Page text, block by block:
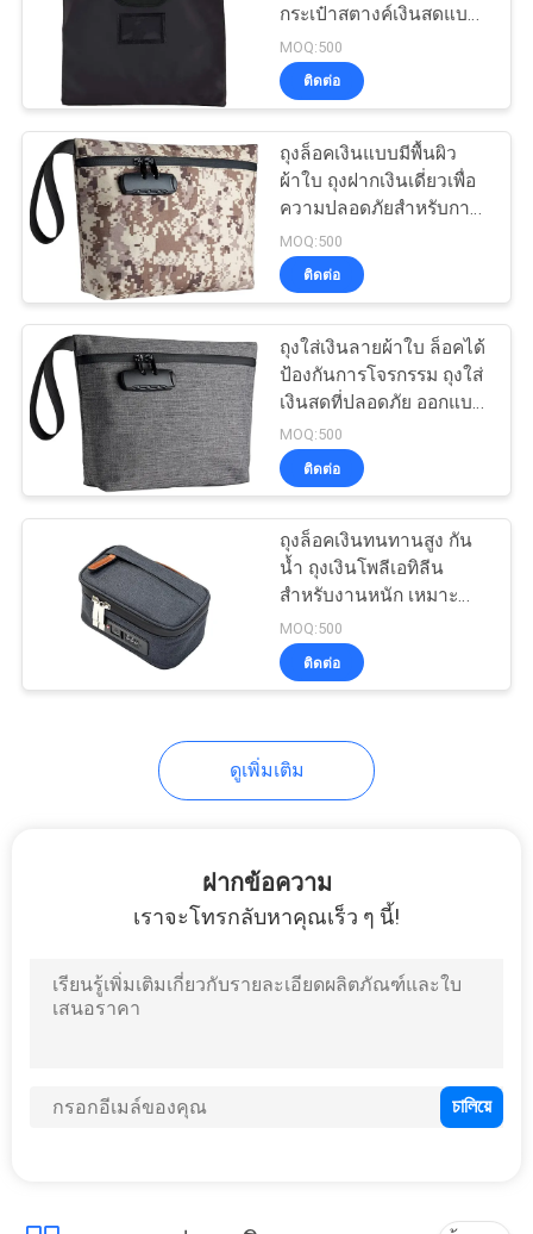
ถุงล้างเครื่องสำอาง
กระเป๋าช้อปปิ้งผ้าไม่
ทอ
กระเป๋าเป้กันน้ำ
Eva อิเล็กทรอนิกส์
กระเป๋าสตางค์เงินสดแบบ
หนักกระเป๋าสตางค์รักษา
ความปลอดภัยสําหรับ
ธนาคาร ขายปลีกและ
MOQ:500
ติดต่อ
ถุงล็อคเงินแบบมีพื้นผิว
ผ้าใบ ถุงฝากเงินเดี่ยวเพื่อ
ความปลอดภัยสำหรับการ
ปกป้องเงินสดและเอกสาร
MOQ:500
ติดต่อ
ถุงใส่เงินลายผ้าใบ ล็อคได้
ป้องกันการโจรกรรม ถุงใส่
เงินสดที่ปลอดภัย ออกแบบ
มาสำหรับธนาคาร ผู้ค้า
ปลีก และการจัดการเงินสด
MOQ:500
ติดต่อ
ถุงล็อคเงินทนทานสูง กัน
น้ำ ถุงเงินโพลีเอทิลีน
สำหรับงานหนัก เหมาะ
สำหรับการขนส่งและการ
จัดเก็บที่ปลอดภัย
MOQ:500
ติดต่อ
ดูเพิ่มเติม
ฝากข้อความ
เราจะโทรกลับหาคุณเร็ว ๆ นี้!